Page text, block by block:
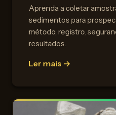
Aprenda a coletar
sedimentos para
método, registro,
resultados.
Ler mais →